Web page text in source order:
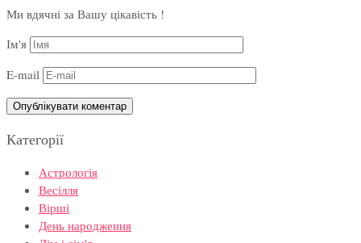
Ми вдячні за Вашу цікавість !
Ім'я
E-mail
Категорії
Астрологія
Весілля
Вірші
День народження